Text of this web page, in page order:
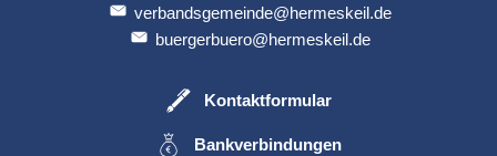
verbandsgemeinde@hermeskeil.de
buergerbuero@hermeskeil.de
Kontaktformular
Bankverbindungen